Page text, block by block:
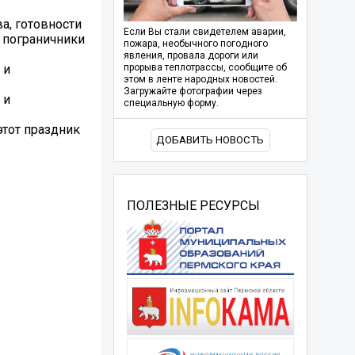
готовности
и
и
праздник
Если Вы стали свидетелем аварии,
пожара, необычного погодного
явления, провала дороги или
прорыва теплотрассы, сообщите об
этом в ленте народных новостей.
Загружайте фотографии через
специальную форму.
ДОБАВИТЬ НОВОСТЬ
ПОЛЕЗНЫЕ РЕСУРСЫ